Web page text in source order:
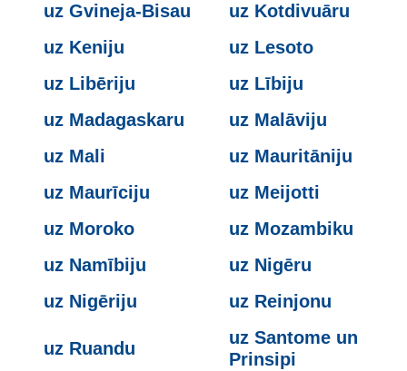
uz Gvineja-Bisau
uz Kotdivuāru
uz Keniju
uz Lesoto
uz Libēriju
uz Lībiju
uz Madagaskaru
uz Malāviju
uz Mali
uz Mauritāniju
uz Maurīciju
uz Meijotti
uz Moroko
uz Mozambiku
uz Namībiju
uz Nigēru
uz Nigēriju
uz Reinjonu
uz Ruandu
uz Santome un
Prinsipi